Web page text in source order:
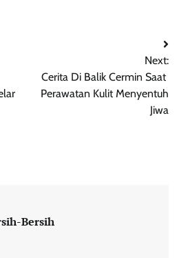
Next:
Cerita Di Balik Cermin Saat
Perawatan Kulit Menyentuh
Jiwa
Bersih